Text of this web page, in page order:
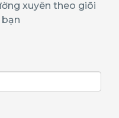
xuyên theo giõi